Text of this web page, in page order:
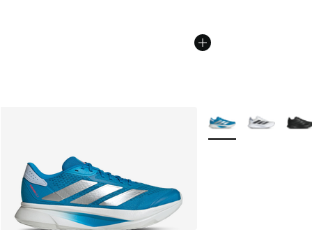
Meer kleuren